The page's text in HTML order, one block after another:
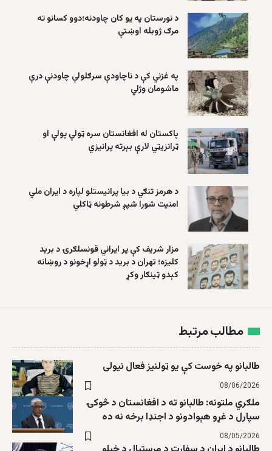
د نورستان په یو کان چاودنه؛دوو کسانو ته
مرګ ژوبله اوښتې
په غزني کې د ناچاودې سرګلولې چاودنې درې
ماشومان وژلي
پاکستان له افغانستان سره ټولې پولې او
ټرانزیټي لارې بېرته پرانیزي
د هرمز تنګي د بیا پرانیستلو لپاره د ایران ملي
امنیت شورا شپږ شرطونه ټاکلي
مزار شریف کې پر ایراني قونسلګرۍ د برید
کلیزه؛ تهران د برید د ټولو اړخونو د روښانه
کېدو ټینګار وکړ
مطالب مرتبط
طالبانو په خوست کې یو ټولنیز فعال نیولی
08/06/2026
ملګري ملتونه: طالبانو ته د افغانستان د څوکۍ
سپارل د غړو هېوادونو د اجنډا برخه نه ده
08/05/2026